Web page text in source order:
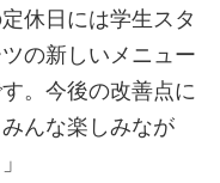
休日には学生スタ
の新しいメニュー
。今後の改善点に
んな楽しみなが